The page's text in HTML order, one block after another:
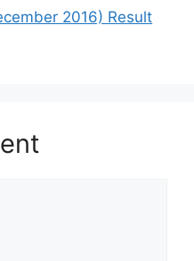
2016) Result